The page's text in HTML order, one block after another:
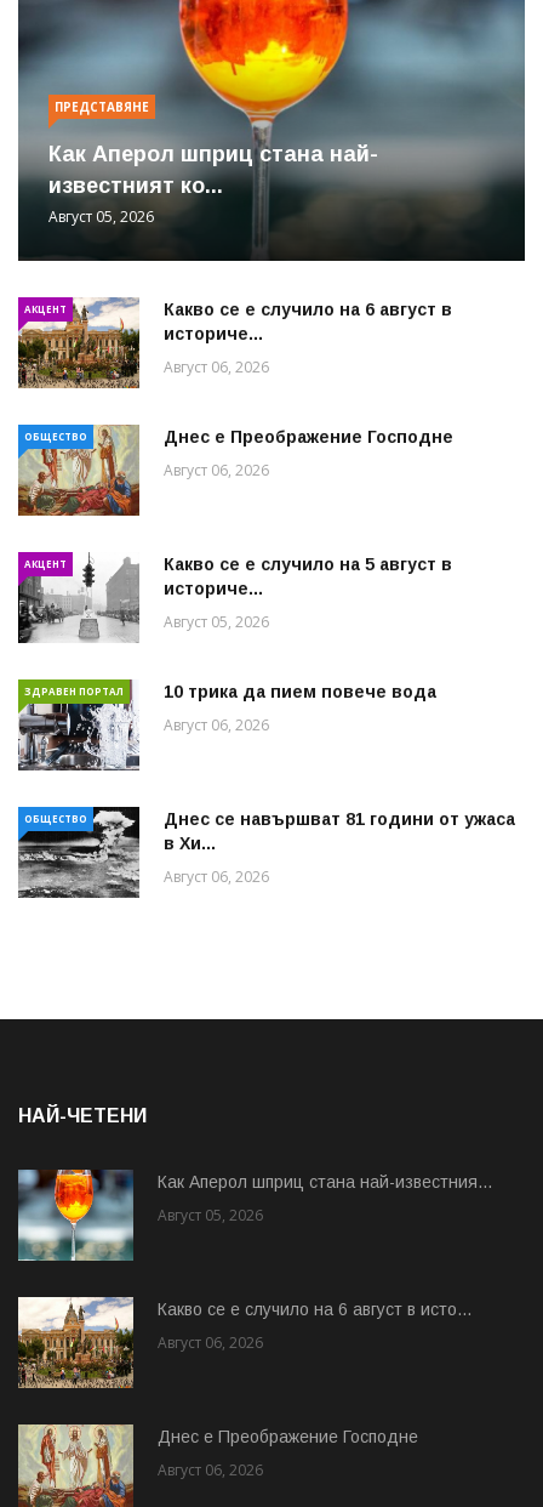
ПРЕДСТАВЯНЕ
Как Аперол шприц стана най-
известният ко...
Август 05, 2026
АКЦЕНТ
Какво се е случило на 6 август в
историче...
Август 06, 2026
ОБЩЕСТВО Днес е Преображение Господне
Август 06, 2026
АКЦЕНТ
Какво се е случило на 5 август в
историче...
Август 05, 2026
ЗДРАВЕН ПОРТАЛ 10 трика да пием повече вода
Август 06, 2026
ОБЩЕСТВО
Днес се навършват 81 години от ужаса
в Хи...
Август 06, 2026
НАЙ-ЧЕТЕНИ
Как Аперол шприц стана най-известния...
Август 05, 2026
Какво се е случило на 6 август в исто...
Август 06, 2026
Днес е Преображение Господне
Август 06, 2026